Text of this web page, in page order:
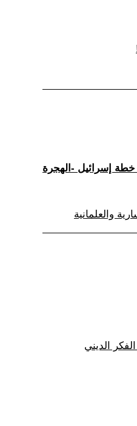
إسرائيل -الهجرة
والعلمانية
الديني